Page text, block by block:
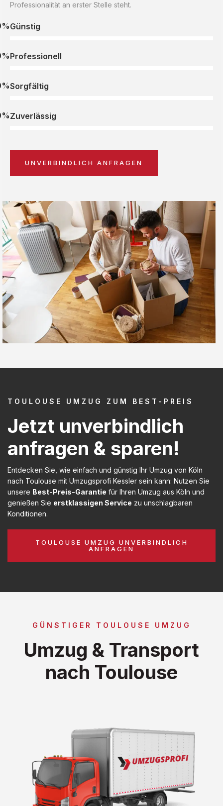
Professionalität an erster Stelle steht.
Günstig
Professionell
Sorgfältig
Zuverlässig
UNVERBINDLICH ANFRAGEN
TOULOUSE UMZUG ZUM BEST-PREIS
Jetzt unverbindlich
anfragen & sparen!
Entdecken Sie, wie einfach und günstig Ihr Umzug von Köln
nach Toulouse mit Umzugsprofi Kessler sein kann: Nutzen Sie
unsere Best-Preis-Garantie für Ihren Umzug aus Köln und
genießen Sie erstklassigen Service zu unschlagbaren
Konditionen.
TOULOUSE UMZUG UNVERBINDLICH
ANFRAGEN
GÜNSTIGER TOULOUSE UMZUG
Umzug & Transport
nach Toulouse